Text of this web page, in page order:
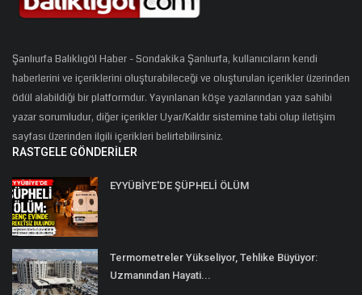
Şanlıurfa Balıklıgöl Haber - Sondakika Şanlıurfa, kullanıcıların kendi
haberlerini ve içeriklerini oluşturabileceği ve oluşturulan içerikler üzerinden
ödül alabildiği bir platformdur. Yayınlanan köşe yazılarından yazı sahibi
yazar sorumludur, diğer içerikler Uyar/Kaldır sistemine tabi olup iletişim
sayfası üzerinden ilgili içerikleri belirtebilirsiniz.
RASTGELE GÖNDERILER
EYYÜBİYE'DE ŞÜPHELİ ÖLÜM
Termometreler Yükseliyor, Tehlike Büyüyor:
Uzmanından Hayati...